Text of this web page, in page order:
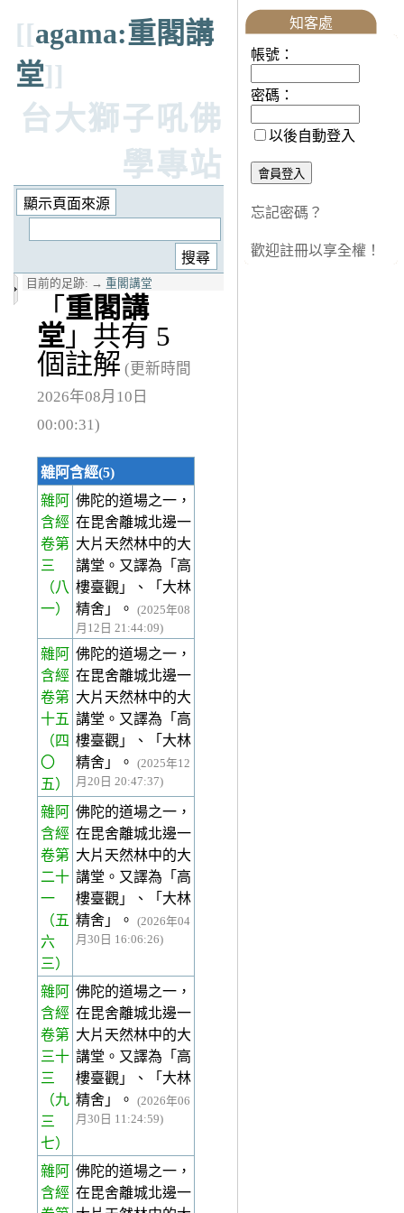
[[agama:重閣講
堂]]
台大獅子吼佛
學專站
目前的足跡: → 重閣講堂
「 重閣講
堂 」共有 5
個註解 (更新時間
2026年08月10日
00:00:31)
雜阿含經(5)
雜阿
含經
卷第
三
（八
一）
佛陀的道場之一，
在毘舍離城北邊一
大片天然林中的大
講堂。又譯為「高
樓臺觀」、「大林
精舍」。
(2025年08
月12日 21:44:09)
雜阿
含經
卷第
十五
（四
〇
五）
佛陀的道場之一，
在毘舍離城北邊一
大片天然林中的大
講堂。又譯為「高
樓臺觀」、「大林
精舍」。
(2025年12
月20日 20:47:37)
雜阿
含經
卷第
二十
一
（五
六
三）
佛陀的道場之一，
在毘舍離城北邊一
大片天然林中的大
講堂。又譯為「高
樓臺觀」、「大林
精舍」。
(2026年04
月30日 16:06:26)
雜阿
含經
卷第
三十
三
（九
三
七）
佛陀的道場之一，
在毘舍離城北邊一
大片天然林中的大
講堂。又譯為「高
樓臺觀」、「大林
精舍」。
(2026年06
月30日 11:24:59)
雜阿
含經
佛陀的道場之一，
在毘舍離城北邊一
知客處
帳號：
密碼：
以後自動登入
忘記密碼？
歡迎註冊以享全權！